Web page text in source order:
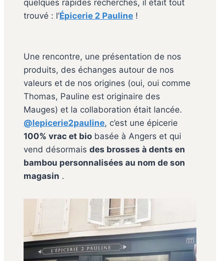
quelques rapides recherches, il était tout
trouvé : l’Épicerie 2 Pauline !
Une rencontre, une présentation de nos
produits, des échanges autour de nos
valeurs et de nos origines (oui, oui comme
Thomas, Pauline est originaire des
Mauges) et la collaboration était lancée.
@lepicerie2pauline, c’est une épicerie
100% vrac et bio basée à Angers et qui
vend désormais des brosses à dents en
bambou personnalisées au nom de son
magasin .